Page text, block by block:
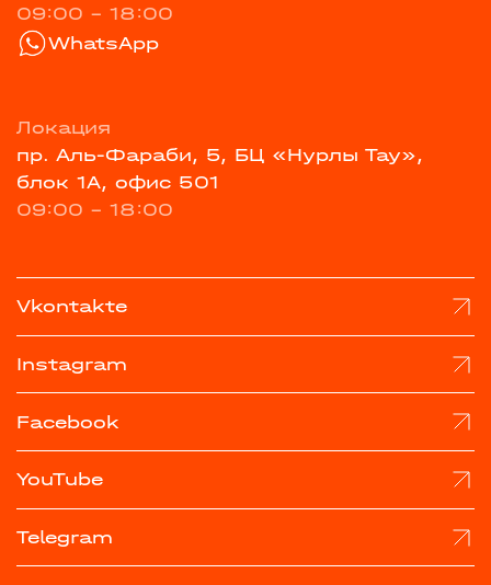
09:00 - 18:00
WhatsApp
Локация
пр. Аль-Фараби, 5, БЦ «Нурлы Тау»,
блок 1А, офис 501
09:00 - 18:00
Vkontakte
Instagram
Facebook
YouTube
Telegram